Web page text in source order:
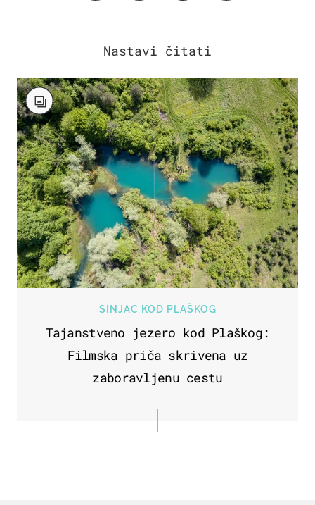
SINJAC KOD PLAŠKOG
Tajanstveno jezero kod Plaškog:
Filmska priča skrivena uz
zaboravljenu cestu